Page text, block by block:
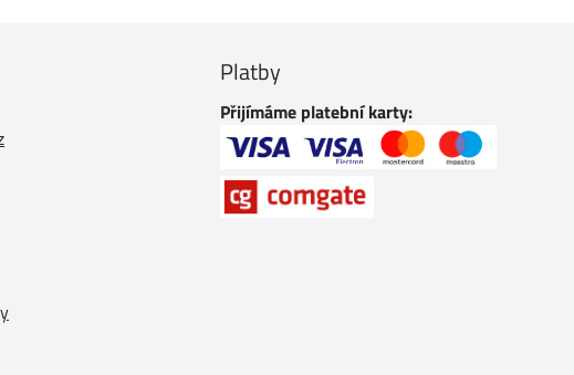
Platby
Přijímáme platební karty: